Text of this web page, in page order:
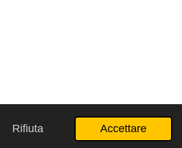
Rifiuta Accettare